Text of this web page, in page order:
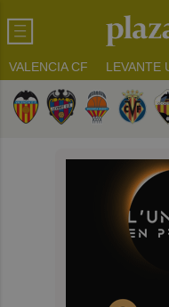
VALENCIA CF LEVANTE